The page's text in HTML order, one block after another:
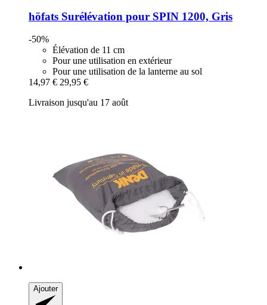
höfats Surélévation pour SPIN 1200, Gris
-50%
Élévation de 11 cm
Pour une utilisation en extérieur
Pour une utilisation de la lanterne au sol
14,97 € 29,95 €
Livraison jusqu'au 17 août
Ajouter